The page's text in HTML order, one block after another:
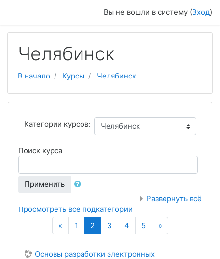
Вы не вошли в систему (Вход)
Челябинск
В начало Курсы Челябинск
Категории курсов:
Поиск курса
Применить
Развернуть всё
Просмотреть все подкатегории
«Назад
1 2(текущая)
3 4 5 »Далее
Основы разработки электронных